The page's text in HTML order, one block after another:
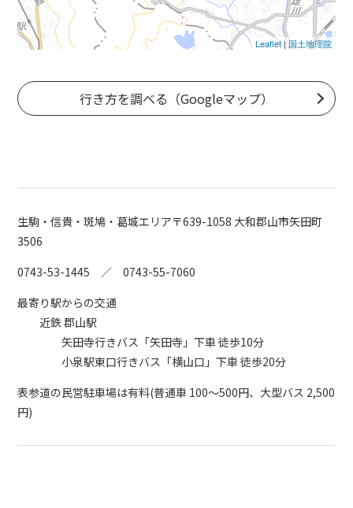
Leaflet| 国土地理院
行き方を調べる（Googleマップ）
生駒・信貴・斑鳩・葛城エリア〒639-1058 大和郡山市矢田町
3506
0743-53-1445 ／ 0743-55-7060
最寄り駅からの交通
近鉄 郡山駅
矢田寺行きバス「矢田寺」下車 徒歩10分
小泉駅東口行きバス「横山口」下車 徒歩20分
表参道の民営駐車場は有料(普通車 100～500円、大型バス 2,500
円)